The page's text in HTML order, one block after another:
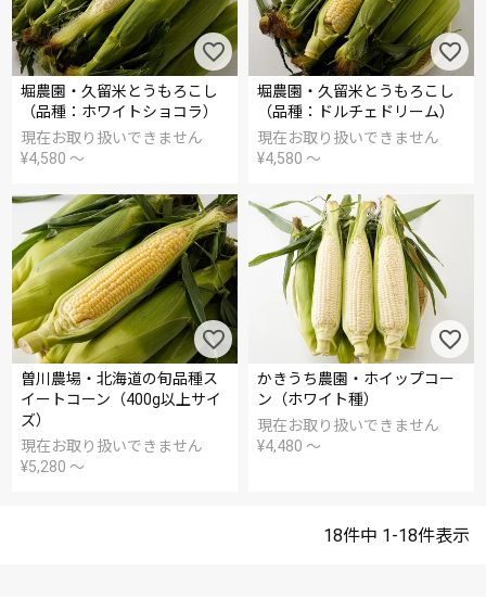
堀農園・久留米とうもろこし
（品種：ホワイトショコラ）
現在お取り扱いできません
¥4,580 〜
堀農園・久留米とうもろこし
（品種：ドルチェドリーム）
現在お取り扱いできません
¥4,580 〜
曽川農場・北海道の旬品種ス
イートコーン（400g以上サイ
ズ）
現在お取り扱いできません
¥5,280 〜
かきうち農園・ホイップコー
ン（ホワイト種）
現在お取り扱いできません
¥4,480 〜
18件中 1-18件表示